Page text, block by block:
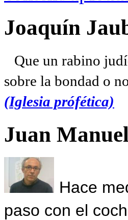
Joaquín
Que un rabino
sobre la bondad o
(Iglesia prófética)
Juan
Hace
paso con el